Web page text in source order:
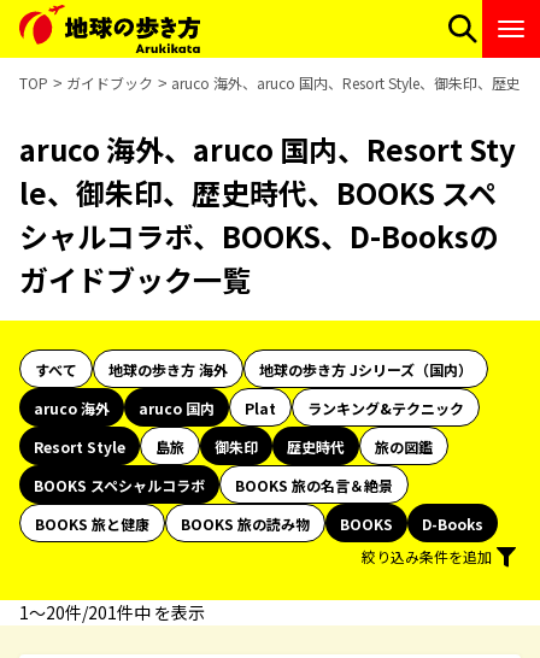
TOP ガイドブック aruco 海外、aruco 国内、Resort Style、御朱印、歴史
aruco 海外、aruco 国内、Resort Sty
le、御朱印、歴史時代、BOOKS スペ
シャルコラボ、BOOKS、D-Booksの
ガイドブック一覧
すべて 地球の歩き方 海外
地球の歩き方 Jシリーズ（国内）
aruco 海外
aruco 国内 Plat
ランキング&テクニック
Resort Style
島旅 御朱印 歴史時代
旅の図鑑
BOOKS スペシャルコラボ
BOOKS 旅の名言＆絶景
BOOKS 旅と健康
BOOKS 旅の読み物 BOOKS
D-Books
絞り込み条件を追加
1〜20件/201件中 を表示